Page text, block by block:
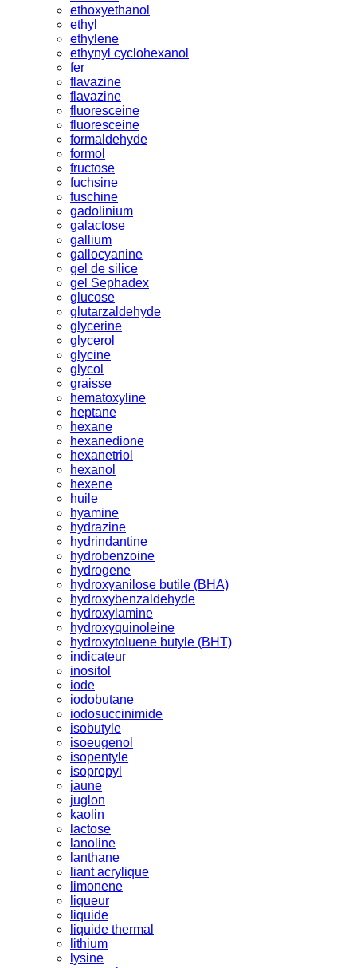
ethoxyethanol
ethyl
ethylene
ethynyl cyclohexanol
fer
flavazine
flavazine
fluoresceine
fluoresceine
formaldehyde
formol
fructose
fuchsine
fuschine
gadolinium
galactose
gallium
gallocyanine
gel de silice
gel Sephadex
glucose
glutarzaldehyde
glycerine
glycerol
glycine
glycol
graisse
hematoxyline
heptane
hexane
hexanedione
hexanetriol
hexanol
hexene
huile
hyamine
hydrazine
hydrindantine
hydrobenzoine
hydrogene
hydroxyanilose butile (BHA)
hydroxybenzaldehyde
hydroxylamine
hydroxyquinoleine
hydroxytoluene butyle (BHT)
indicateur
inositol
iode
iodobutane
iodosuccinimide
isobutyle
isoeugenol
isopentyle
isopropyl
jaune
juglon
kaolin
lactose
lanoline
lanthane
liant acrylique
limonene
liqueur
liquide
liquide thermal
lithium
lysine